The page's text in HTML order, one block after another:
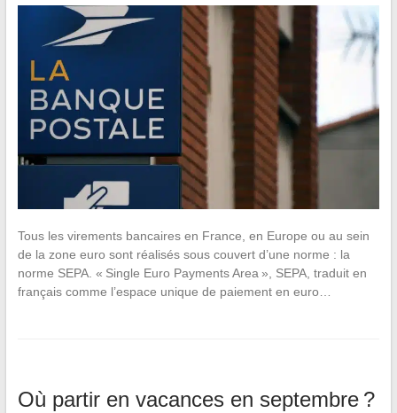
Tous les virements bancaires en France, en Europe ou au sein
de la zone euro sont réalisés sous couvert d’une norme : la
norme SEPA. « Single Euro Payments Area », SEPA, traduit en
français comme l’espace unique de paiement en euro…
Où partir en vacances en septembre ?